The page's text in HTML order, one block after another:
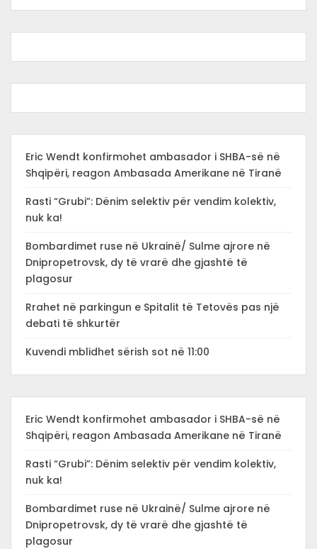
Eric Wendt konfirmohet ambasador i SHBA-së në
Shqipëri, reagon Ambasada Amerikane në Tiranë
Rasti “Grubi”: Dënim selektiv për vendim kolektiv,
nuk ka!
Bombardimet ruse në Ukrainë/ Sulme ajrore në
Dnipropetrovsk, dy të vrarë dhe gjashtë të
plagosur
Rrahet në parkingun e Spitalit të Tetovës pas një
debati të shkurtër
Kuvendi mblidhet sërish sot në 11:00
Eric Wendt konfirmohet ambasador i SHBA-së në
Shqipëri, reagon Ambasada Amerikane në Tiranë
Rasti “Grubi”: Dënim selektiv për vendim kolektiv,
nuk ka!
Bombardimet ruse në Ukrainë/ Sulme ajrore në
Dnipropetrovsk, dy të vrarë dhe gjashtë të
plagosur